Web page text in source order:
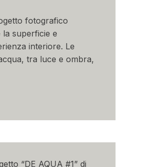
fotografico
la superficie e
interiore. Le
tra luce e ombra,
“DE AQUA #1” di